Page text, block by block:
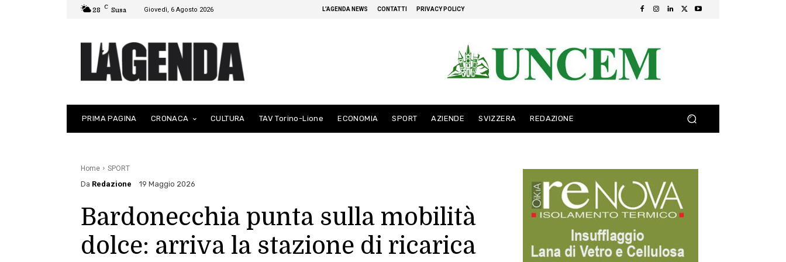
28 C Susa Giovedì, 6 Agosto 2026 L’AGENDA NEWS CONTATTI PRIVACY POLICY
PRIMA PAGINA CRONACA CULTURA TAV Torino-Lione ECONOMIA SPORT AZIENDE SVIZZERA REDAZIONE
Home SPORT
Da Redazione 19 Maggio 2026
Bardonecchia punta sulla mobilità
dolce: arriva la stazione di ricarica